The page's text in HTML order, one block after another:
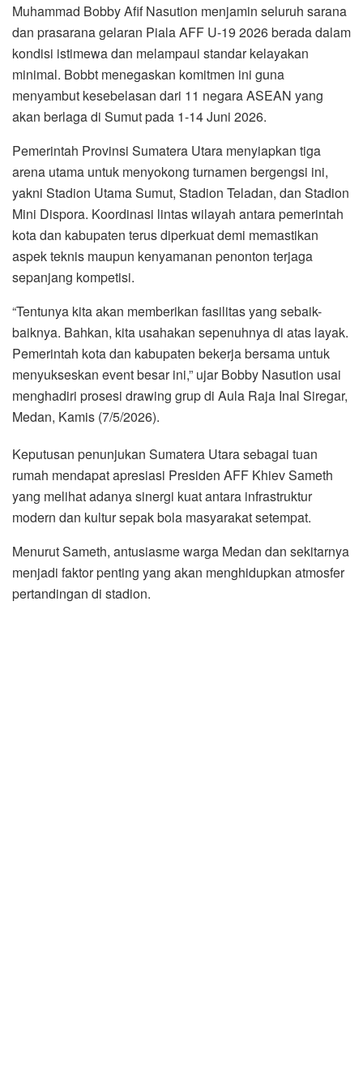
Muhammad Bobby Afif Nasution menjamin seluruh sarana
dan prasarana gelaran Piala AFF U-19 2026 berada dalam
kondisi istimewa dan melampaui standar kelayakan
minimal. Bobbt menegaskan komitmen ini guna
menyambut kesebelasan dari 11 negara ASEAN yang
akan berlaga di Sumut pada 1-14 Juni 2026.
Pemerintah Provinsi Sumatera Utara menyiapkan tiga
arena utama untuk menyokong turnamen bergengsi ini,
yakni Stadion Utama Sumut, Stadion Teladan, dan Stadion
Mini Dispora. Koordinasi lintas wilayah antara pemerintah
kota dan kabupaten terus diperkuat demi memastikan
aspek teknis maupun kenyamanan penonton terjaga
sepanjang kompetisi.
“Tentunya kita akan memberikan fasilitas yang sebaik-
baiknya. Bahkan, kita usahakan sepenuhnya di atas layak.
Pemerintah kota dan kabupaten bekerja bersama untuk
menyukseskan event besar ini,” ujar Bobby Nasution usai
menghadiri prosesi drawing grup di Aula Raja Inal Siregar,
Medan, Kamis (7/5/2026).
Keputusan penunjukan Sumatera Utara sebagai tuan
rumah mendapat apresiasi Presiden AFF Khiev Sameth
yang melihat adanya sinergi kuat antara infrastruktur
modern dan kultur sepak bola masyarakat setempat.
Menurut Sameth, antusiasme warga Medan dan sekitarnya
menjadi faktor penting yang akan menghidupkan atmosfer
pertandingan di stadion.